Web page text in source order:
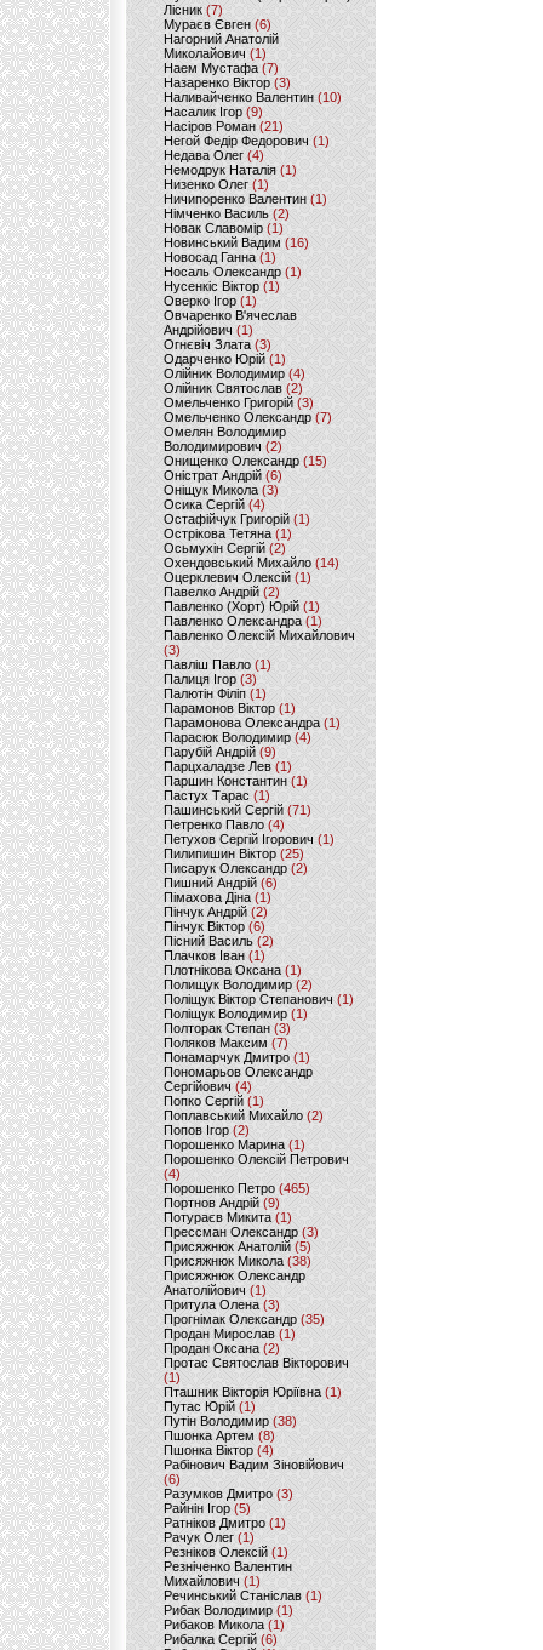
Лісник (7)
Мураєв Євген(6)
Нагорний Анатолій
Миколайович (1)
Наем Мустафа (7)
Назаренко Віктор (3)
Наливайченко Валентин (10)
Насалик Ігор(9)
Насіров Роман (21)
Негой Федір Федорович(1)
Недава Олег(4)
Немодрук Наталія(1)
Низенко Олег (1)
Ничипоренко Валентин (1)
Німченко Василь (2)
Новак Славомір (1)
Новинський Вадим (16)
Новосад Ганна (1)
Носаль Олександр (1)
Нусенкіс Віктор (1)
Оверко Ігор (1)
Овчаренко В'ячеслав
Андрійович(1)
Огнєвіч Злата (3)
Одарченко Юрій(1)
Олійник Володимир (4)
Олійник Святослав (2)
Омельченко Григорій (3)
Омельченко Олександр(7)
Омелян Володимир
Володимирович (2)
Онищенко Олександр (15)
Оністрат Андрій (6)
Оніщук Микола (3)
Осика Сергій(4)
Остафійчук Григорій(1)
Острікова Тетяна (1)
Осьмухін Сергій (2)
Охендовський Михайло (14)
Оцерклевич Олексій (1)
Павелко Андрій (2)
Павленко (Хорт) Юрій (1)
Павленко Олександра (1)
Павленко Олексій Михайлович
(3)
Павліш Павло(1)
Палиця Ігор (3)
Палютін Філіп(1)
Парамонов Віктор (1)
Парамонова Олександра(1)
Парасюк Володимир(4)
Парубій Андрій (9)
Парцхаладзе Лев (1)
Паршин Константин(1)
Пастух Тарас (1)
Пашинський Сергій (71)
Петренко Павло (4)
Петухов Сергій Ігорович (1)
Пилипишин Віктор(25)
Писарук Олександр(2)
Пишний Андрій (6)
Пімахова Діна(1)
Пінчук Андрій(2)
Пінчук Віктор (6)
Пісний Василь (2)
Плачков Іван(1)
Плотнікова Оксана (1)
Полищук Володимир(2)
Поліщук Віктор Степанович(1)
Поліщук Володимир (1)
Полторак Степан(3)
Поляков Максим (7)
Понамарчук Дмитро (1)
Пономарьов Олександр
Сергійович(4)
Попко Сергій (1)
Поплавський Михайло (2)
Попов Ігор(2)
Порошенко Марина (1)
Порошенко Олексій Петрович
(4)
Порошенко Петро (465)
Портнов Андрій (9)
Потураєв Микита(1)
Прессман Олександр(3)
Присяжнюк Анатолій (5)
Присяжнюк Микола (38)
Присяжнюк Олександр
Анатолійович (1)
Притула Олена (3)
Прогнімак Олександр(35)
Продан Мирослав(1)
Продан Оксана (2)
Протас Святослав Вікторович
(1)
Пташник Вікторія Юріївна (1)
Путас Юрій (1)
Путін Володимир(38)
Пшонка Артем (8)
Пшонка Віктор(4)
Рабінович Вадим Зіновійович
(6)
Разумков Дмитро (3)
Райнін Ігор(5)
Ратніков Дмитро (1)
Рачук Олег (1)
Резніков Олексій(1)
Резніченко Валентин
Михайлович (1)
Речинський Станіслав (1)
Рибак Володимир(1)
Рибаков Микола(1)
Рибалка Сергій (6)